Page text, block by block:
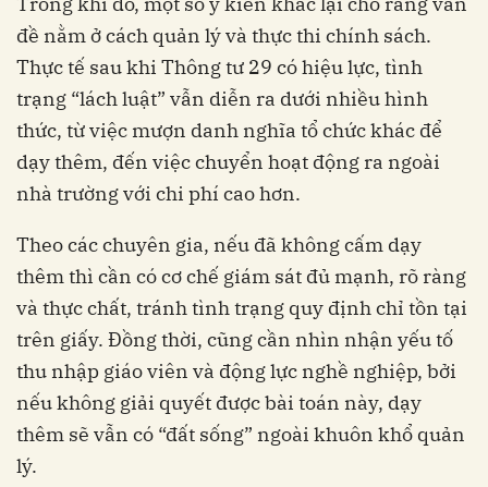
đề nằm ở cách quản lý và thực thi chính sách.
Thực tế sau khi Thông tư 29 có hiệu lực, tình
trạng “lách luật” vẫn diễn ra dưới nhiều hình
thức, từ việc mượn danh nghĩa tổ chức khác để
dạy thêm, đến việc chuyển hoạt động ra ngoài
nhà trường với chi phí cao hơn.
Theo các chuyên gia, nếu đã không cấm dạy
thêm thì cần có cơ chế giám sát đủ mạnh, rõ ràng
và thực chất, tránh tình trạng quy định chỉ tồn tại
trên giấy. Đồng thời, cũng cần nhìn nhận yếu tố
thu nhập giáo viên và động lực nghề nghiệp, bởi
nếu không giải quyết được bài toán này, dạy
thêm sẽ vẫn có “đất sống” ngoài khuôn khổ quản
lý.